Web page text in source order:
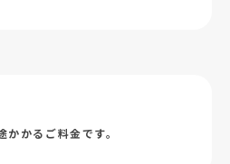
かるご料金です。